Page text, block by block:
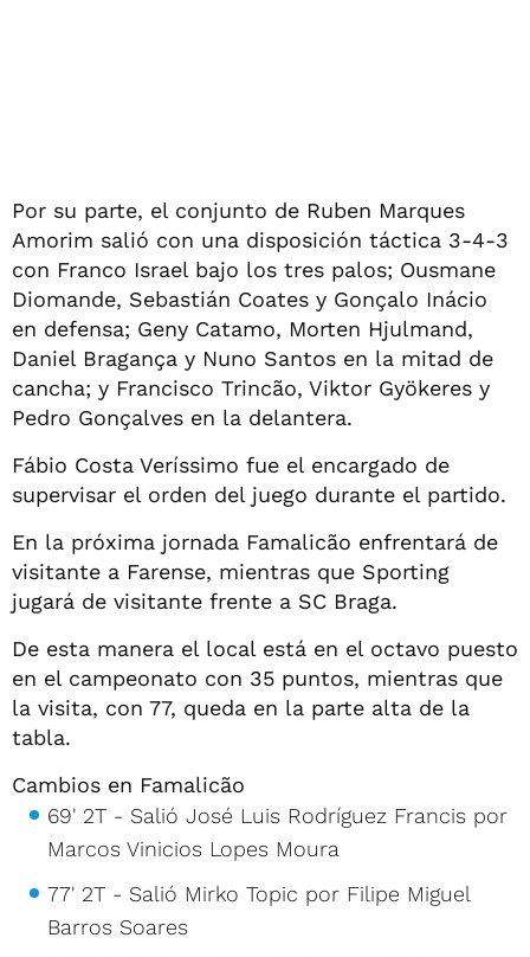
Por su parte, el conjunto de Ruben Marques
Amorim salió con una disposición táctica 3-4-3
con Franco Israel bajo los tres palos; Ousmane
Diomande, Sebastián Coates y Gonçalo Inácio
en defensa; Geny Catamo, Morten Hjulmand,
Daniel Bragança y Nuno Santos en la mitad de
cancha; y Francisco Trincão, Viktor Gyökeres y
Pedro Gonçalves en la delantera.
Fábio Costa Veríssimo fue el encargado de
supervisar el orden del juego durante el partido.
En la próxima jornada Famalicão enfrentará de
visitante a Farense, mientras que Sporting
jugará de visitante frente a SC Braga.
De esta manera el local está en el octavo puesto
en el campeonato con 35 puntos, mientras que
la visita, con 77, queda en la parte alta de la
tabla.
Cambios en Famalicão
69' 2T - Salió José Luis Rodríguez Francis por
Marcos Vinicios Lopes Moura
77' 2T - Salió Mirko Topic por Filipe Miguel
Barros Soares